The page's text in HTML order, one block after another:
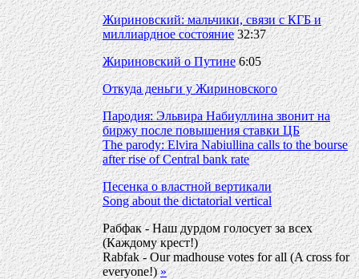
Жириновский: мальчики, связи с КГБ и
миллиардное состояние32:37
Жириновский о Путине6:05
Откуда деньги у Жириновского
Пародия: Эльвира Набиуллина звонит на
биржу после повышения ставки ЦБ
The parody: Elvira Nabiullina calls to the bourse
after rise of Central bank rate
Песенка о властной вертикали
Song about the dictatorial vertical
Рабфак - Наш дурдом голосует за всех
(Каждому крест!)
Rabfak - Our madhouse votes for all (A cross for
everyone!)»